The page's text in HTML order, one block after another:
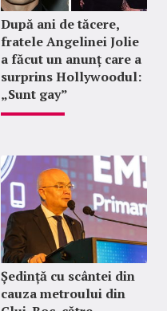
După ani de tăcere,
fratele Angelinei Jolie
a făcut un anunț care a
surprins Hollywoodul:
„Sunt gay”
Ședință cu scântei din
cauza metroului din